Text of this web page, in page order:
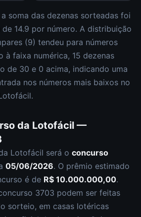
a soma das dezenas sorteadas foi
de 14.9 por número. A distribuição
(9) tendeu para números
à faixa numérica, 15 dezenas
de 30 e 0 acima, indicando uma
nos números mais baixos no
.
da Lotofácil —
Lotofácil será o concurso
05/06/2026. O prêmio estimado
é de R$ 10.000.000,00.
3703 podem ser feitas
sorteio, em casas lotéricas